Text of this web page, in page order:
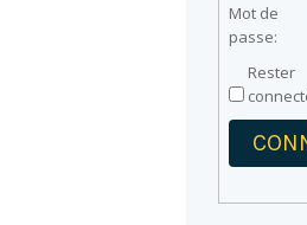
Mot de
passe:
Rester